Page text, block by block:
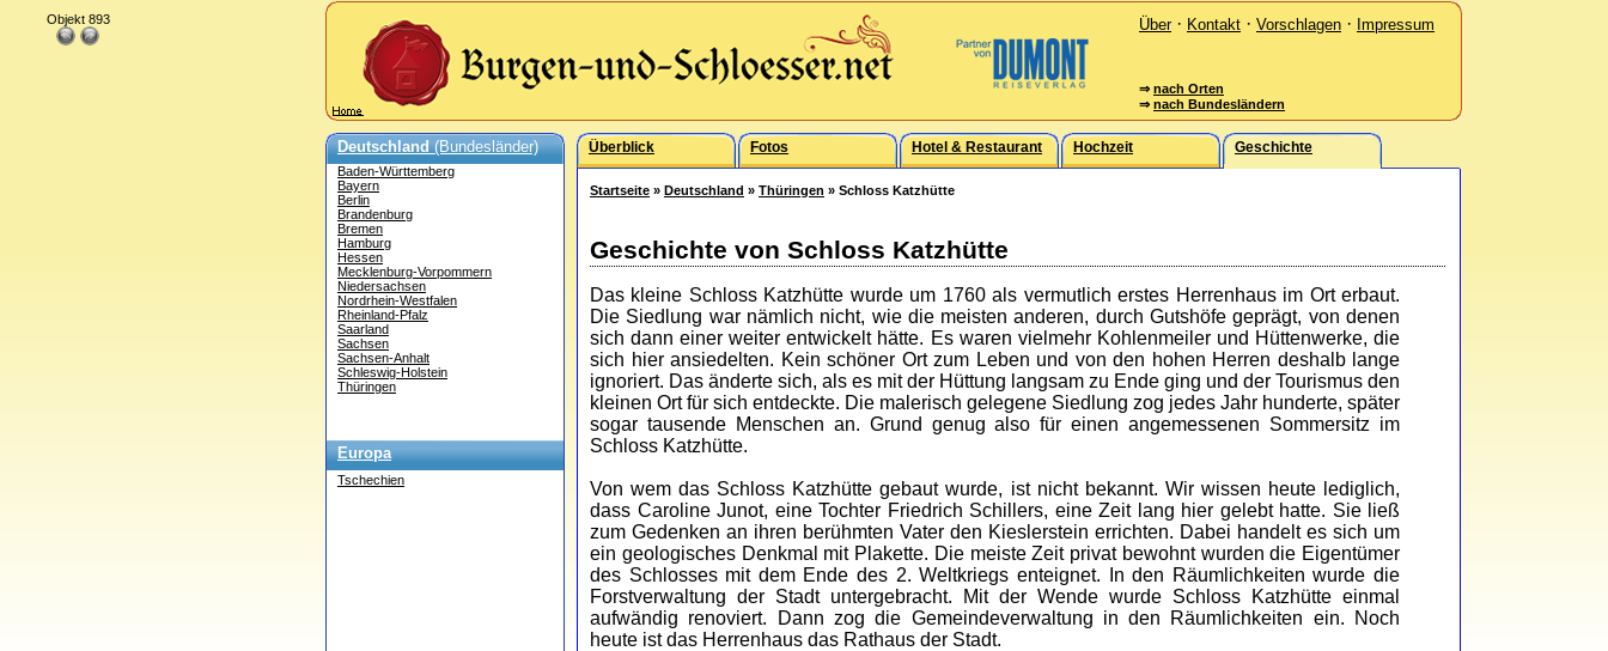
Über· Kontakt · Vorschlagen · Impressum
⇒ nach Orten
⇒ nach Bundesländern
Deutschland(Bundesländer)
Baden-Württemberg
Bayern
Berlin
Brandenburg
Bremen
Hamburg
Hessen
Mecklenburg-Vorpommern
Niedersachsen
Nordrhein-Westfalen
Rheinland-Pfalz
Saarland
Sachsen
Sachsen-Anhalt
Schleswig-Holstein
Thüringen
Europa
Tschechien
Überblick Fotos Hotel & Restaurant Hochzeit Geschichte
Startseite » Deutschland » Thüringen » Schloss Katzhütte
Geschichte von Schloss Katzhütte
Das kleine Schloss Katzhütte wurde um 1760 als vermutlich erstes Herrenhaus im Ort erbaut.
Die Siedlung war nämlich nicht, wie die meisten anderen, durch Gutshöfe geprägt, von denen
sich dann einer weiter entwickelt hätte. Es waren vielmehr Kohlenmeiler und Hüttenwerke, die
sich hier ansiedelten. Kein schöner Ort zum Leben und von den hohen Herren deshalb lange
ignoriert. Das änderte sich, als es mit der Hüttung langsam zu Ende ging und der Tourismus den
kleinen Ort für sich entdeckte. Die malerisch gelegene Siedlung zog jedes Jahr hunderte, später
sogar tausende Menschen an. Grund genug also für einen angemessenen Sommersitz im
Schloss Katzhütte.
Von wem das Schloss Katzhütte gebaut wurde, ist nicht bekannt. Wir wissen heute lediglich,
dass Caroline Junot, eine Tochter Friedrich Schillers, eine Zeit lang hier gelebt hatte. Sie ließ
zum Gedenken an ihren berühmten Vater den Kieslerstein errichten. Dabei handelt es sich um
ein geologisches Denkmal mit Plakette. Die meiste Zeit privat bewohnt wurden die Eigentümer
des Schlosses mit dem Ende des 2. Weltkriegs enteignet. In den Räumlichkeiten wurde die
Forstverwaltung der Stadt untergebracht. Mit der Wende wurde Schloss Katzhütte einmal
aufwändig renoviert. Dann zog die Gemeindeverwaltung in den Räumlichkeiten ein. Noch
heute ist das Herrenhaus das Rathaus der Stadt.
Objekt 893